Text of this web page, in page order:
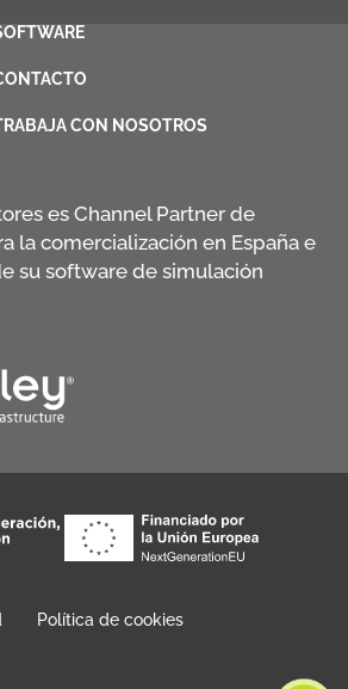
CON NOSOTROS
es Channel Partner de
la comercialización en España e
su software de simulación
Política de cookies